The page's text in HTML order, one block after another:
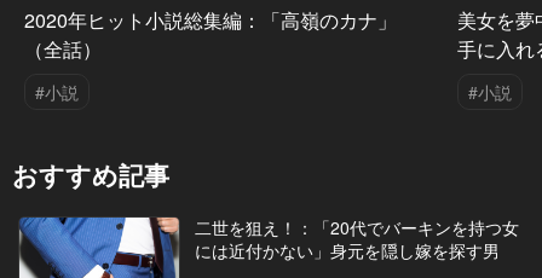
2020年ヒット小説総集編：「高嶺のカナ」
（全話）
#小説
美女を
手に入れ
#小説
おすすめ記事
二世を狙え！：「20代でバーキンを持つ女
には近付かない」身元を隠し嫁を探す男